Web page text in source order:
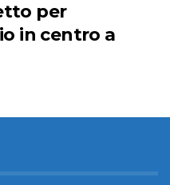
per
in centro a